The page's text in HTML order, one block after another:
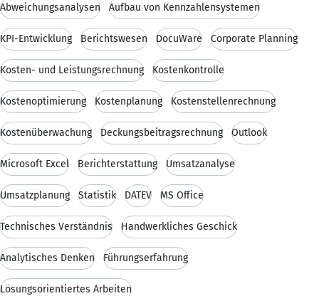
Abweichungsanalysen Aufbau von Kennzahlensystemen
KPI-Entwicklung Berichtswesen DocuWare Corporate Planning
Kosten- und Leistungsrechnung Kostenkontrolle
Kostenoptimierung Kostenplanung Kostenstellenrechnung
Kostenüberwachung Deckungsbeitragsrechnung Outlook
Microsoft Excel Berichterstattung Umsatzanalyse
Umsatzplanung Statistik DATEV MS Office
Technisches Verständnis Handwerkliches Geschick
Analytisches Denken Führungserfahrung
Lösungsorientiertes Arbeiten